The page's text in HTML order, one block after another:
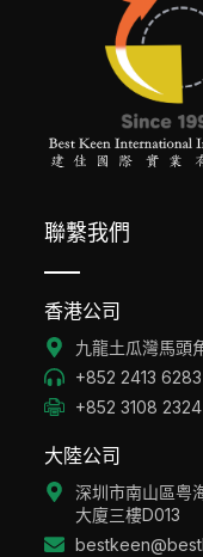
聯繫我們
香港公司
九龍土瓜灣馬頭
+852 2413 6283
+852 3108 2324
大陸公司
深圳市南山區粤
大廈三樓D013